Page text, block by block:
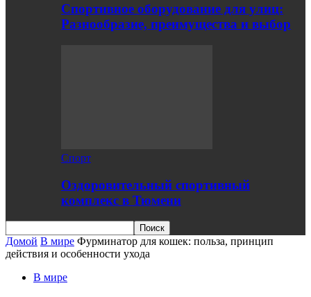
Спортивное оборудование для улиц:
Разнообразие, преимущества и выбор
Спорт
Оздоровительный спортивный
комплекс в Тюмени
Домой В мире Фурминатор для кошек: польза, принцип
действия и особенности ухода
В мире